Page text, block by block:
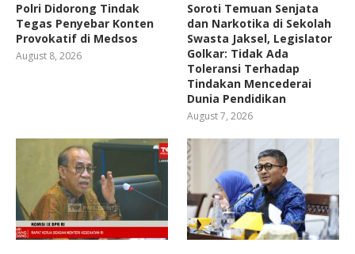
Polri Didorong Tindak
Tegas Penyebar Konten
Provokatif di Medsos
August 8, 2026
Soroti Temuan Senjata
dan Narkotika di Sekolah
Swasta Jaksel, Legislator
Golkar: Tidak Ada
Toleransi Terhadap
Tindakan Mencederai
Dunia Pendidikan
August 7, 2026